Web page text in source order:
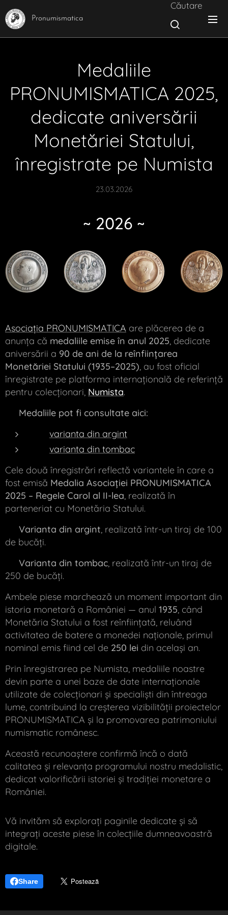
Pronumismatica
Căutare
Medaliile
PRONUMISMATICA 2025,
dedicate aniversării
Monetăriei Statului,
înregistrate pe Numista
23.03.2026
~ 2026 ~
Asociația PRONUMISMATICA are plăcerea de a
anunța că medaliile emise în anul 2025 , dedicate
aniversării a 90 de ani de la reînființarea
Monetăriei Statului (1935–2025) , au fost oficial
înregistrate pe platforma internațională de referință
pentru colecționari, Numista.
Medaliile pot fi consultate aici:
varianta din argint
varianta din tombac
Cele două înregistrări reflectă variantele în care a
fost emisă Medalia Asociației PRONUMISMATICA
2025 – Regele Carol al II-lea , realizată în
parteneriat cu Monetăria Statului.
Varianta din argint , realizată într-un tiraj de 100
de bucăți.
Varianta din tombac , realizată într-un tiraj de
250 de bucăți.
Ambele piese marchează un moment important din
istoria monetară a României — anul 1935 , când
Monetăria Statului a fost reînființată, reluând
activitatea de batere a monedei naționale, primul
nominal emis fiind cel de 250 lei din același an.
Prin înregistrarea pe Numista, medaliile noastre
devin parte a unei baze de date internaționale
utilizate de colecționari și specialiști din întreaga
lume, contribuind la creșterea vizibilității proiectelor
PRONUMISMATICA și la promovarea patrimoniului
numismatic românesc.
Această recunoaștere confirmă încă o dată
calitatea și relevanța programului nostru medalistic,
dedicat valorificării istoriei și tradiției monetare a
României.
Vă invităm să explorați paginile dedicate și să
integrați aceste piese în colecțiile dumneavoastră
digitale.
Share